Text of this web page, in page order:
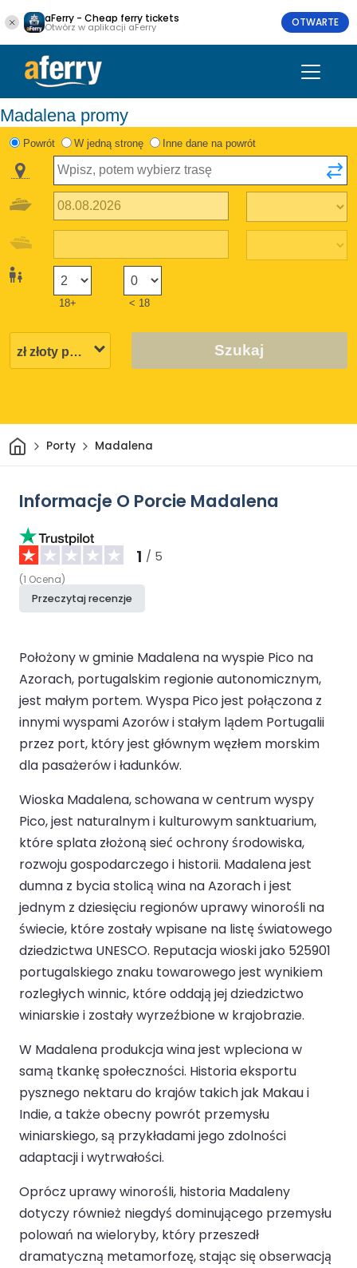
aFerry - Cheap ferry tickets
Otwórz w aplikacji aFerry OTWARTE
Madalena promy
Powrót W jedną stronę Inne dane na powrót
18+ < 18
Szukaj
DomPorty Madalena
Informacje O Porcie Madalena
1 / 5
(1 Ocena)
Przeczytaj recenzje
Położony w gminie Madalena na wyspie Pico na
Azorach, portugalskim regionie autonomicznym,
jest małym portem. Wyspa Pico jest połączona z
innymi wyspami Azorów i stałym lądem Portugalii
przez port, który jest głównym węzłem morskim
dla pasażerów i ładunków.
Wioska Madalena, schowana w centrum wyspy
Pico, jest naturalnym i kulturowym sanktuarium,
które splata złożoną sieć ochrony środowiska,
rozwoju gospodarczego i historii. Madalena jest
dumna z bycia stolicą wina na Azorach i jest
jednym z dziesięciu regionów uprawy winorośli na
świecie, które zostały wpisane na listę światowego
dziedzictwa UNESCO. Reputacja wioski jako 525901
portugalskiego znaku towarowego jest wynikiem
rozległych winnic, które oddają jej dziedzictwo
winiarskie i zostały wyrzeźbione w krajobrazie.
W Madalena produkcja wina jest wpleciona w
samą tkankę społeczności. Historia eksportu
pysznego nektaru do krajów takich jak Makau i
Indie, a także obecny powrót przemysłu
winiarskiego, są przykładami jego zdolności
adaptacji i wytrwałości.
Oprócz uprawy winorośli, historia Madaleny
dotyczy również niegdyś dominującego przemysłu
polowań na wieloryby, który przeszedł
dramatyczną metamorfozę, stając się obserwacją